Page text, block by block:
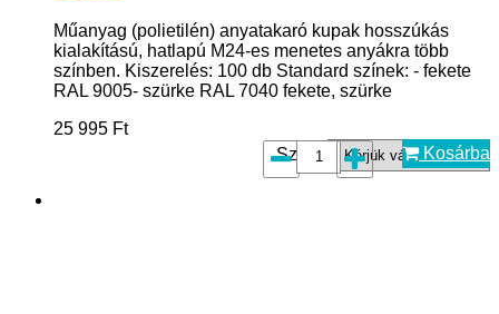
Műanyag (polietilén) anyatakaró kupak hosszúkás
kialakítású, hatlapú M24-es menetes anyákra több
színben. Kiszerelés: 100 db Standard színek: - fekete
RAL 9005- szürke RAL 7040 fekete, szürke
25 995 Ft
Szín*:
Kosárba